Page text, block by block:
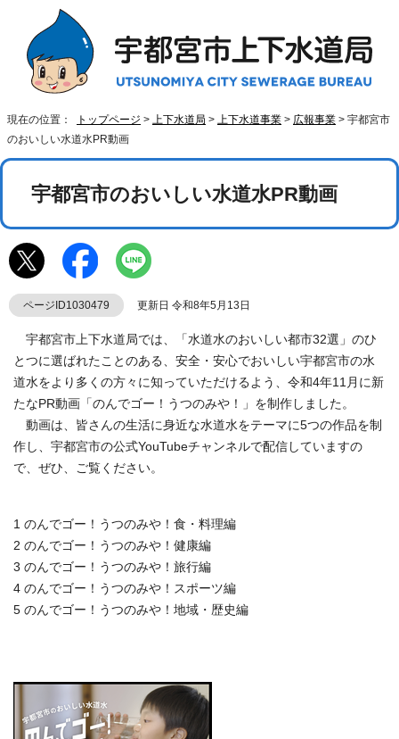
現在の位置： トップページ > 上下水道局 > 上下水道事業 > 広報事業 > 宇都宮市
のおいしい水道水PR動画
宇都宮市のおいしい水道水PR動画
ページID1030479 更新日 令和8年5月13日
宇都宮市上下水道局では、「水道水のおいしい都市32選」のひ
とつに選ばれたことのある、安全・安心でおいしい宇都宮市の水
道水をより多くの方々に知っていただけるよう、令和4年11月に新
たなPR動画「のんでゴー！うつのみや！」を制作しました。
動画は、皆さんの生活に身近な水道水をテーマに5つの作品を制
作し、宇都宮市の公式YouTubeチャンネルで配信していますの
で、ぜひ、ご覧ください。
1 のんでゴー！うつのみや！食・料理編
2 のんでゴー！うつのみや！健康編
3 のんでゴー！うつのみや！旅行編
4 のんでゴー！うつのみや！スポーツ編
5 のんでゴー！うつのみや！地域・歴史編